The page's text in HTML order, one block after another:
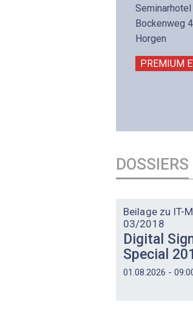
Seminarhotel
Bockenweg
Horgen
PREMIUM
DOSSIERS
Beilage zu IT-
03/2018
Digital
Special
01.08.2026 -